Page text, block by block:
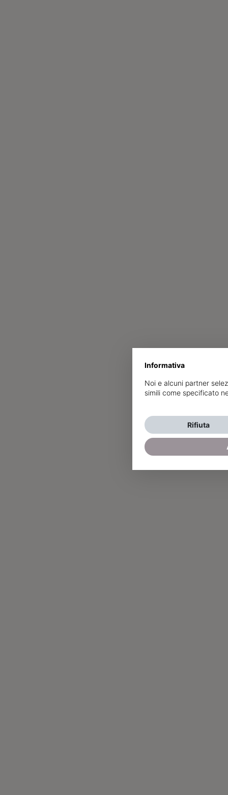
Informativa
Noi e alcuni partner
simili come specificato
Rifiuta